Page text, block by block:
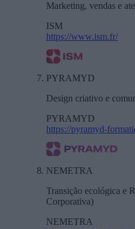
Marketing, vendas e
ISM
https://www.ism.fr/
PYRAMYD
Design criativo e
PYRAMYD
https://pyramyd-
NEMETRA
Transição ecológica e
Corporativa)
NEMETRA